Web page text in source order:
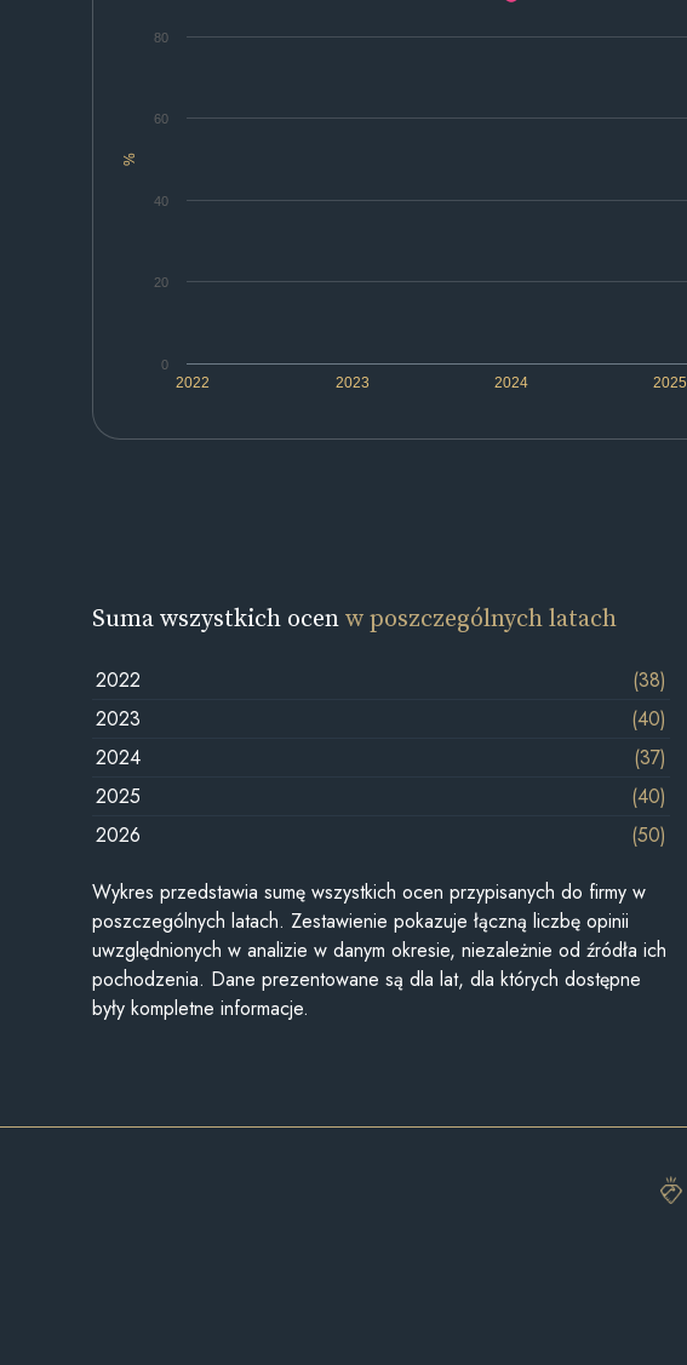
%
2022 2023 2024 2025
0
20
40
60
80
Suma wszystkich ocenw poszczególnych latach
2022
(38)
2023
(40)
2024
(37)
2025
(40)
2026
(50)
Wykres przedstawia sumę wszystkich ocen przypisanych do firmy w
poszczególnych latach. Zestawienie pokazuje łączną liczbę opinii
uwzględnionych w analizie w danym okresie, niezależnie od źródła ich
pochodzenia. Dane prezentowane są dla lat, dla których dostępne
były kompletne informacje.